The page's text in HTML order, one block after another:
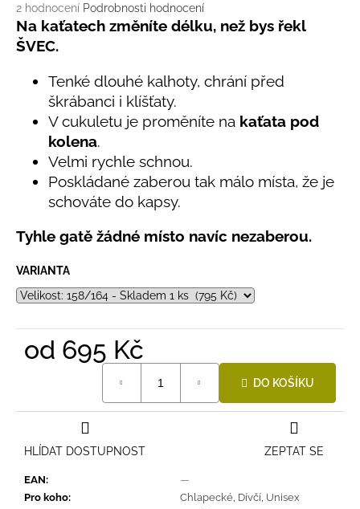
Průměrné
hodnocení
produktu
je
hvězdiček.
2 hodnocení Podrobnosti hodnocení
Na kaťatech změníte délku, než bys řekl
ŠVEC.
Tenké dlouhé kalhoty, chrání před
škrábanci i klíšťaty.
V cukuletu je proměníte na kaťata pod
kolena.
Velmi rychle schnou.
Poskládané zaberou tak málo místa, že je
schováte do kapsy.
Tyhle gatě žádné místo navíc nezaberou.
VARIANTA
od 695 Kč
DO KOŠÍKU
EAN:
—
Pro koho: Chlapecké, Dívčí, Unisex
ZEPTAT SE
HLÍDAT DOSTUPNOST
j
e
m
LETNÍ
RYCHLESCHNOUCÍ
KALHOTY
ŽLUTÉ
695